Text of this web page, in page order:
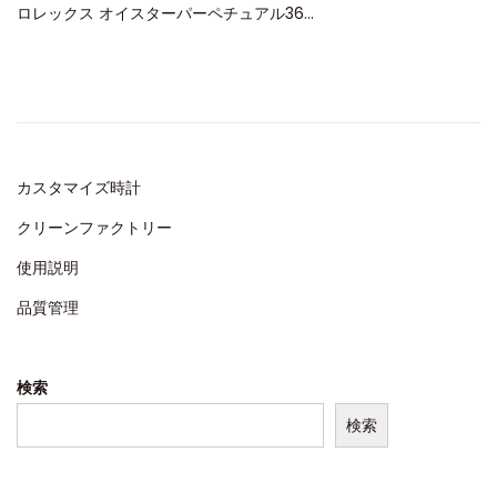
s
n
2
ロレックス オイスターパーペチュアル36…
カスタマイズ時計
クリーンファクトリー
使用説明
品質管理
検索
検索